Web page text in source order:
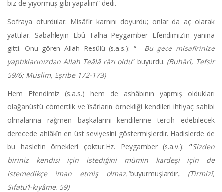
biz de yiyormuş gibi yapalım” dedi.
Sofraya oturdular. Misâfir karnını doyurdu; onlar da aç olarak
yattılar. Sabahleyin Ebû Talha Peygamber Efendimiz’in yanına
gitti. Onu gören Allah Resûlü (s.a.s.): “– Bu gece misafirinize
yaptıklarınızdan Allah Teâlâ râzı oldu” buyurdu. (Buhârî, Tefsir
59/6; Müslim, Eşribe 172-173)
Hem Efendimiz (s.a.s.) hem de ashâbının yapmış oldukları
olağanüstü cömertlik ve îsârların örnekliği kendileri ihtiyaç sahibi
olmalarına rağmen başkalarını kendilerine tercih edebilecek
derecede ahlâkîn en üst seviyesini göstermişlerdir. Hadislerde de
bu hasletin örnekleri çoktur.Hz. Peygamber (s.a.v.): “Sizden
biriniz kendisi için istediğini mümin kardeşi için de
istemedikçe iman etmiş olmaz.”buyurmuşlardır. (Tirmizî,
Sıfatü’l-kıyâme, 59)